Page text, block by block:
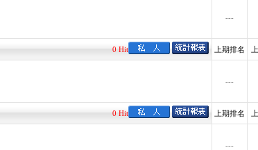
---
0 Hit 上期排名
---
0 Hit 上期排名
---